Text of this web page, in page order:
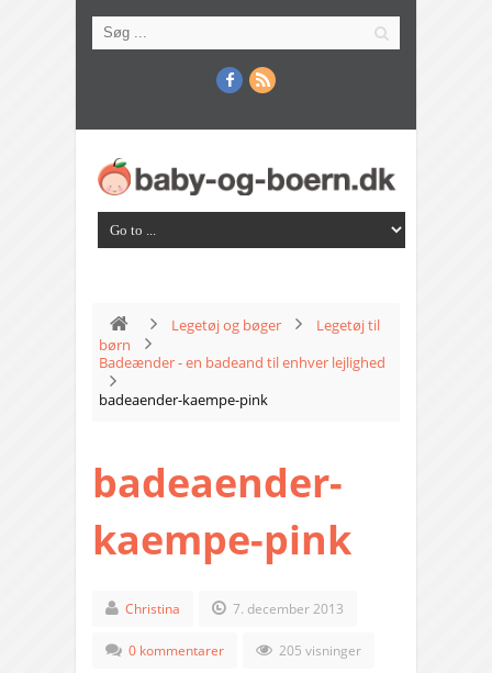
Legetøj og bøger
Legetøj til
børn
Badeænder - en badeand til enhver lejlighed
badeaender-kaempe-pink
badeaender-
kaempe-pink
Christina 7. december 2013
0 kommentarer 205 visninger